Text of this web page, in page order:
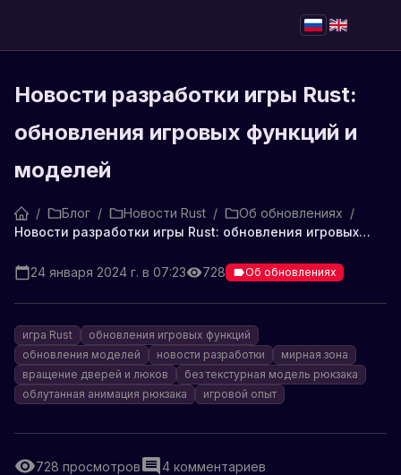
Новости разработки игры Rust:
обновления игровых функций и
моделей
/ Блог / Новости Rust / Об обновлениях /
Новости разработки игры Rust: обновления игровых функций и моделей
24 января 2024 г. в 07:23 728 Об обновлениях
игра Rust
обновления игровых функций
обновления моделей
новости разработки
мирная зона
вращение дверей и люков
без текстурная модель рюкзака
облутанная анимация рюкзака
игровой опыт
728 просмотров 4 комментариев